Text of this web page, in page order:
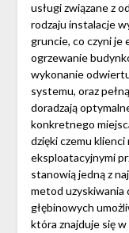
usługi związane z
rodzaju instalacje
gruncie, co czyni je
ogrzewanie
wykonanie
systemu, oraz
doradzają
konkretnego
dzięki czemu
eksploatacyjnymi
stanowią jedną z
metod
głębinowych
która znajduje się